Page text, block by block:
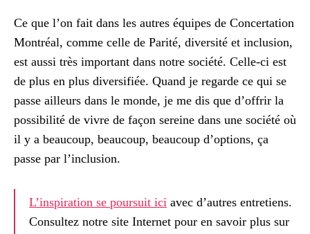
Ce que l’on fait dans les autres équipes de Concertation
Montréal, comme celle de Parité, diversité et inclusion,
est aussi très important dans notre société. Celle-ci est
de plus en plus diversifiée. Quand je regarde ce qui se
passe ailleurs dans le monde, je me dis que d’offrir la
possibilité de vivre de façon sereine dans une société où
il y a beaucoup, beaucoup, beaucoup d’options, ça
passe par l’inclusion.
L’inspiration se poursuit ici avec d’autres entretiens.
Consultez notre site Internet pour en savoir plus sur